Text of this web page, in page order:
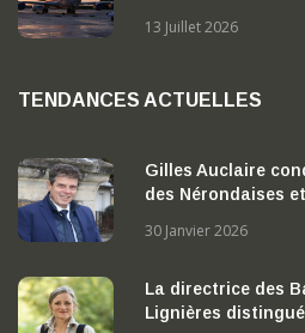
13 Juillet 2026
TENDANCES ACTUELLES
Gilles Auclaire
des Nérondaises
30 Janvier 2026
La directrice des
Lignières